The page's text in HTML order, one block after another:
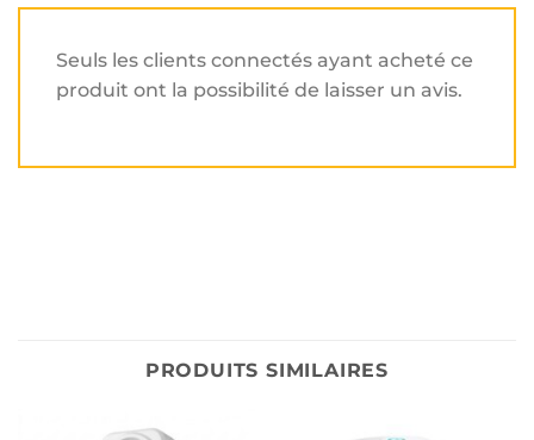
Seuls les clients connectés ayant acheté ce
produit ont la possibilité de laisser un avis.
PRODUITS SIMILAIRES